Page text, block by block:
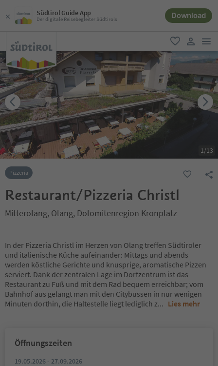
Südtirol Guide App
Der digitale Reisebegleiter Südtirols Download
favorit
user link
1/13
Pizzeria
Restaurant/Pizzeria Christl
Mitterolang, Olang, Dolomitenregion Kronplatz
In der Pizzeria Christl im Herzen von Olang treffen Südtiroler
und italienische Küche aufeinander: Mittags und abends
werden köstliche Gerichte und knusprige, aromatische Pizzen
serviert. Dank der zentralen Lage im Dorfzentrum ist das
Restaurant zu Fuß und mit dem Rad bequem erreichbar; vom
Bahnhof aus gelangt man mit den Citybussen in nur wenigen
Minuten dorthin, die Haltestelle liegt lediglich z... Lies mehr
Öffnungszeiten
19.05.2026 - 27.09.2026